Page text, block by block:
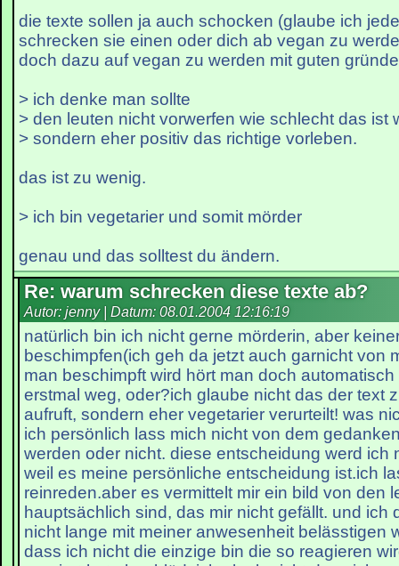
die texte sollen ja auch schocken (glaube ich
schrecken sie einen oder dich ab vegan zu
doch dazu auf vegan zu werden mit guten
> ich denke man sollte
> den leuten nicht vorwerfen wie schlecht das ist
> sondern eher positiv das richtige vorleben.
das ist zu wenig.
> ich bin vegetarier und somit mörder
genau und das solltest du ändern.
Re: warum schrecken diese texte ab?
Autor: jenny | Datum: 08.01.2004 12:16:19
natürlich bin ich nicht gerne mörderin, aber
beschimpfen(ich geh da jetzt auch garnicht von
man beschimpft wird hört man doch
erstmal weg, oder?ich glaube nicht das der text
aufruft, sondern eher vegetarier verurteilt! was
ich persönlich lass mich nicht von dem
werden oder nicht. diese entscheidung werd ich
weil es meine persönliche entscheidung ist.ich
reinreden.aber es vermittelt mir ein bild von den
hauptsächlich sind, das mir nicht gefällt. und ich
nicht lange mit meiner anwesenheit belässtigen
dass ich nicht die einzige bin die so reagieren